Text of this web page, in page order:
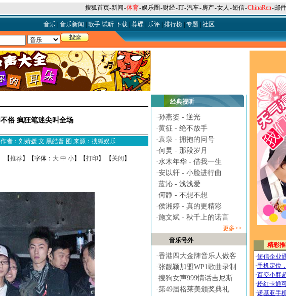
搜狐首页-新闻-体育-娱乐圈 -财经-IT-汽车-房产-女人 -短信-ChinaRen-邮件
音乐| 音乐新闻 歌手 试听 下载| 荐碟| 乐评| 排行榜| 专题 社区
俗 疯狂笔迷尖叫全场
者：刘婧媛 文 黑皓普 图 来源：搜狐娱乐
【推荐】【字体： 大 中 小】【打印 】 【 关闭 】
经典视听
·孙燕姿 - 逆光
·黄征 - 绝不放手
·袁泉 - 拥抱的问号
·何炅 - 那段岁月
·水木年华 - 借我一生
·安以轩 - 小脸进行曲
·蓝沁 - 浅浅爱
·何静 - 不想不想
·侯湘婷 - 真的更精彩
·施文斌 - 秋千上的诺言
更多>>
音乐号外
·香港四大金牌音乐人做客
·张靓颖加盟WP1歌曲录制
·搜狗女声999情话吉尼斯
·第49届格莱美颁奖典礼